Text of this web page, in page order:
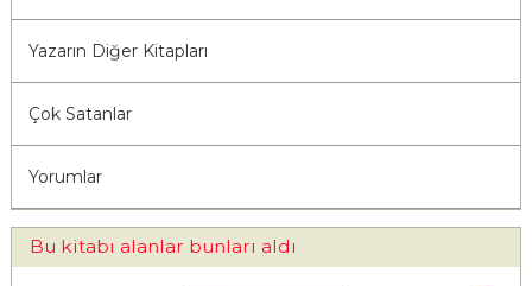
Yazarın Diğer Kitapları
Çok Satanlar
Yorumlar
Bu kitabı alanlar bunları aldı